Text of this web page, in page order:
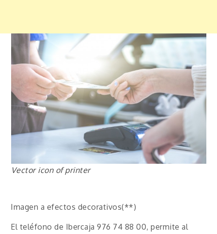
Vector icon of printer
Imagen a efectos decorativos(**)
El teléfono de Ibercaja 976 74 88 00, permite al